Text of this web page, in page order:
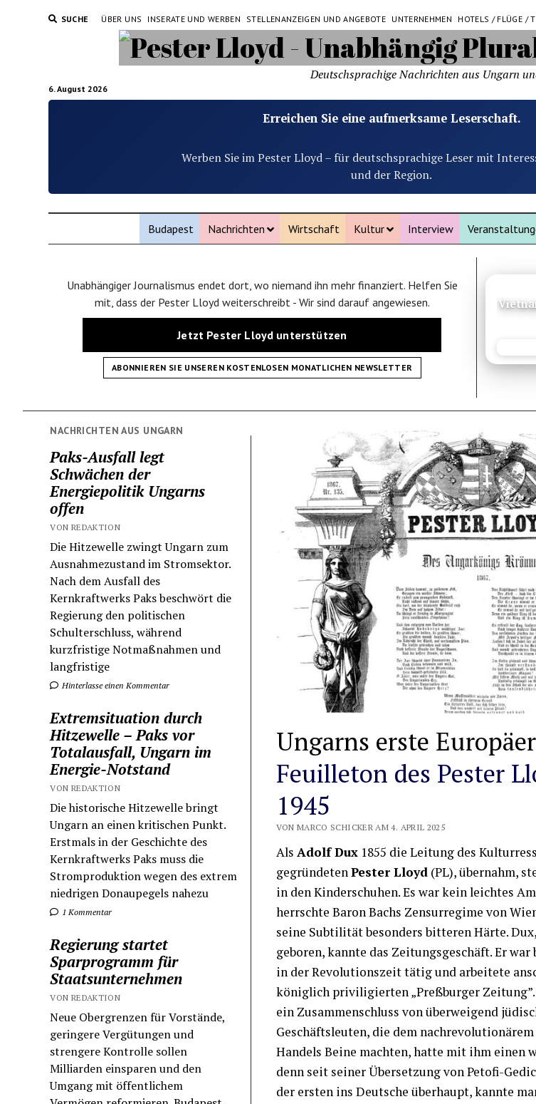
SUCHE ÜBER UNS INSERATE UND WERBEN STELLENANZEIGEN UND ANGEBOTE UNTERNEHMEN HOTELS / FLÜGE /
6. August 2026
Deutschsprachige Nachrichten aus Ungarn
Erreichen Sie eine aufmerksame Leserschaft.
Werben Sie im Pester Lloyd – für deutschsprachige Leser mit
und der Region.
Budapest Nachrichten Wirtschaft Kultur Interview
Unabhängiger Journalismus endet dort, wo niemand ihn mehr finanziert. Helfen Sie
mit, dass der Pester Lloyd weiterschreibt - Wir sind darauf angewiesen.
Jetzt Pester Lloyd unterstützen
ABONNIEREN SIE UNSEREN KOSTENLOSEN MONATLICHEN NEWSLETTER
NACHRICHTEN AUS UNGARN
Paks-Ausfall legt
Schwächen der
Energiepolitik Ungarns
offen
VON REDAKTION
Die Hitzewelle zwingt Ungarn zum
Ausnahmezustand im Stromsektor.
Nach dem Ausfall des
Kernkraftwerks Paks beschwört die
Regierung den politischen
Schulterschluss, während
kurzfristige Notmaßnahmen und
langfristige
Hinterlasse einen Kommentar
Extremsituation durch
Hitzewelle – Paks vor
Totalausfall, Ungarn im
Energie-Notstand
VON REDAKTION
Die historische Hitzewelle bringt
Ungarn an einen kritischen Punkt.
Erstmals in der Geschichte des
Kernkraftwerks Paks muss die
Stromproduktion wegen des extrem
niedrigen Donaupegels nahezu
1 Kommentar
Regierung startet
Sparprogramm für
Staatsunternehmen
VON REDAKTION
Neue Obergrenzen für Vorstände,
geringere Vergütungen und
strengere Kontrolle sollen
Milliarden einsparen und den
Umgang mit öffentlichem
Ungarns erste
Feuilleton des Pester
1945
VON MARCO SCHICKER AM 4. APRIL 2025
Als Adolf Dux1855 die Leitung des
gegründetenPester Lloyd(PL), übernahm,
in den Kinderschuhen. Es war kein leichtes
herrschte Baron Bachs Zensurregime von
seine Subtilität besonders bitteren Härte.
geboren, kannte das Zeitungsgeschäft. Er war
in der Revolutionszeit tätig und arbeitete
königlich priviligierten „Preßburger
ein Zusammenschluss von überweigend
Geschäftsleuten, die dem
Handels Beine machten, hatte mit ihm einen
denn seit seiner Übersetzung von Petofi-
der ersten ins Deutsche überhaupt, kannte